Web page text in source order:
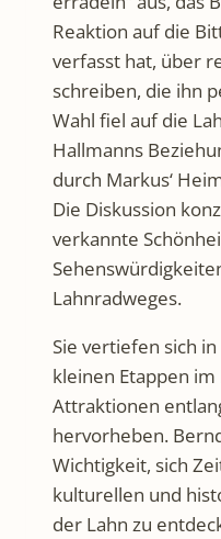
Reaktion auf die
verfasst hat, über
schreiben, die ihn
Wahl fiel auf die
Hallmanns
durch Markus‘
Die Diskussion
verkannte
Lahnradweges.
Sie vertiefen sich
kleinen Etappen
Attraktionen
hervorheben.
Wichtigkeit, sich
kulturellen und
der Lahn zu